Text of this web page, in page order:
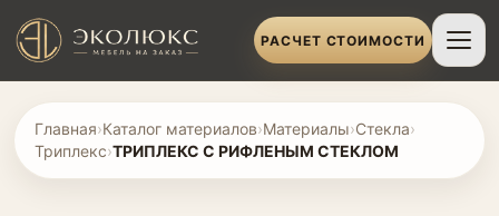
РАСЧЕТ СТОИМОСТИ
Главная›Каталог материалов›Материалы›Стекла›
Триплекс›ТРИПЛЕКС С РИФЛЕНЫМ СТЕКЛОМ